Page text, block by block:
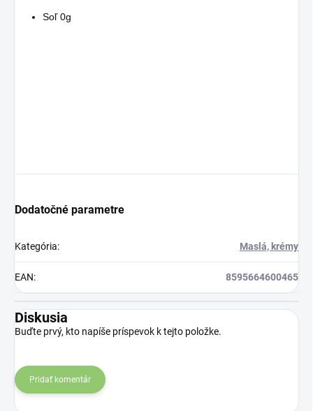
Soľ 0g
Dodatočné parametre
Kategória: Maslá, krémy
EAN: 8595664600465
Diskusia
Buďte prvý, kto napíše príspevok k tejto položke.
Pridať komentár